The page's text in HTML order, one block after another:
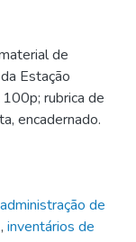
de
Estação
rubrica de
encadernado.
administração de
, inventários de